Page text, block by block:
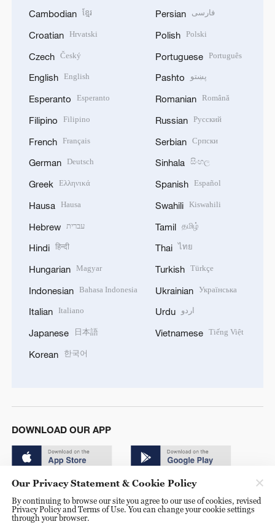
Cambodian ខ្មែរ
Croatian Hrvatski
Czech Český
English English
Esperanto Esperanto
Filipino Filipino
French Français
German Deutsch
Greek Ελληνικά
Hausa Hausa
Hebrew עברית
Hindi हिन्दी
Hungarian Magyar
Indonesian Bahasa Indonesia
Italian Italiano
Japanese 日本語
Korean 한국어
Persian فارسی
Polish Polski
Portuguese Português
Pashto پښتو
Romanian Română
Russian Русский
Serbian Српски
Sinhala සිංහල
Spanish Español
Swahili Kiswahili
Tamil தமிழ்
Thai ไทย
Turkish Türkçe
Ukrainian Українська
Urdu اردو
Vietnamese Tiếng Việt
DOWNLOAD OUR APP
© China Radio International.CRI. All Rights Reserved. 16A
Our Privacy Statement & Cookie Policy
By continuing to browse our site you agree to our use of cookies, revised
Privacy Policy and Terms of Use. You can change your cookie settings
through your browser.